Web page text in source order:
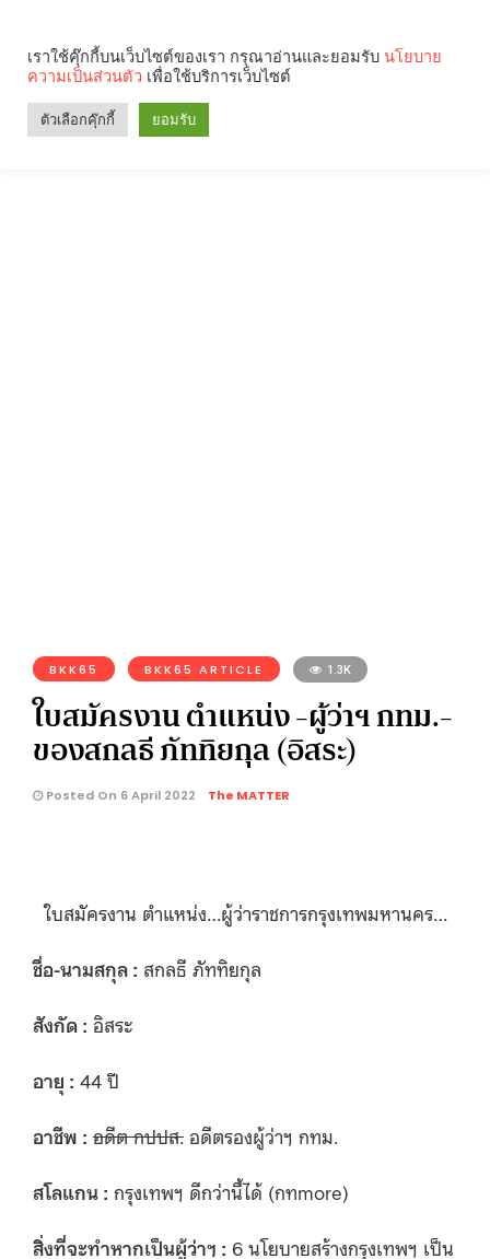
BKK65 BKK65 ARTICLE 1.3K
ใบสมัครงาน ตำแหน่ง -ผู้ว่าฯ กทม.-
ของสกลธี ภัททิยกุล (อิสระ)
Posted On 6 April 2022 The MATTER
ใบสมัครงาน ตำแหน่ง…ผู้ว่าราชการกรุงเทพมหานคร…
ชื่อ-นามสกุล : สกลธี ภัททิยกุล
สังกัด : อิสระ
อายุ : 44 ปี
อาชีพ : อดีต กปปส. อดีตรองผู้ว่าฯ กทม.
สโลแกน : กรุงเทพฯ ดีกว่านี้ได้ (กทmore)
สิ่งที่จะทำหากเป็นผู้ว่าฯ : 6 นโยบายสร้างกรุงเทพฯ เป็น
เราใช้คุ๊กกี้บนเว็บไซต์ของเรา กรุณาอ่านและยอมรับ นโยบาย
ความเป็นส่วนตัว เพื่อใช้บริการเว็บไซต์
ตัวเลือกคุ๊กกี้ ยอมรับ